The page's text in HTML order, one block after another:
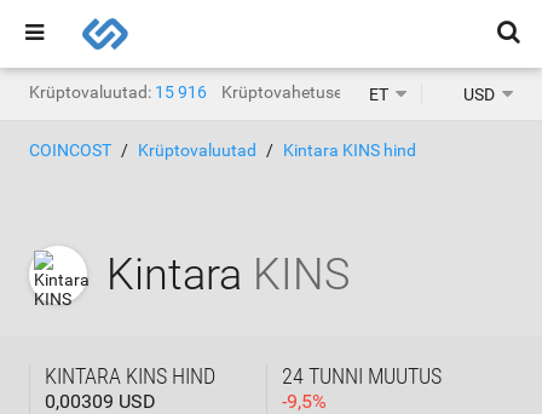
Krüptovaluutad: 15 916 Krüptovahetused: 1468
ET USD
COINCOST Krüptovaluutad Kintara KINS hind
Kintara KINS
KINTARA KINS HIND
0,00309 USD
24 TUNNI MUUTUS
-9,5%